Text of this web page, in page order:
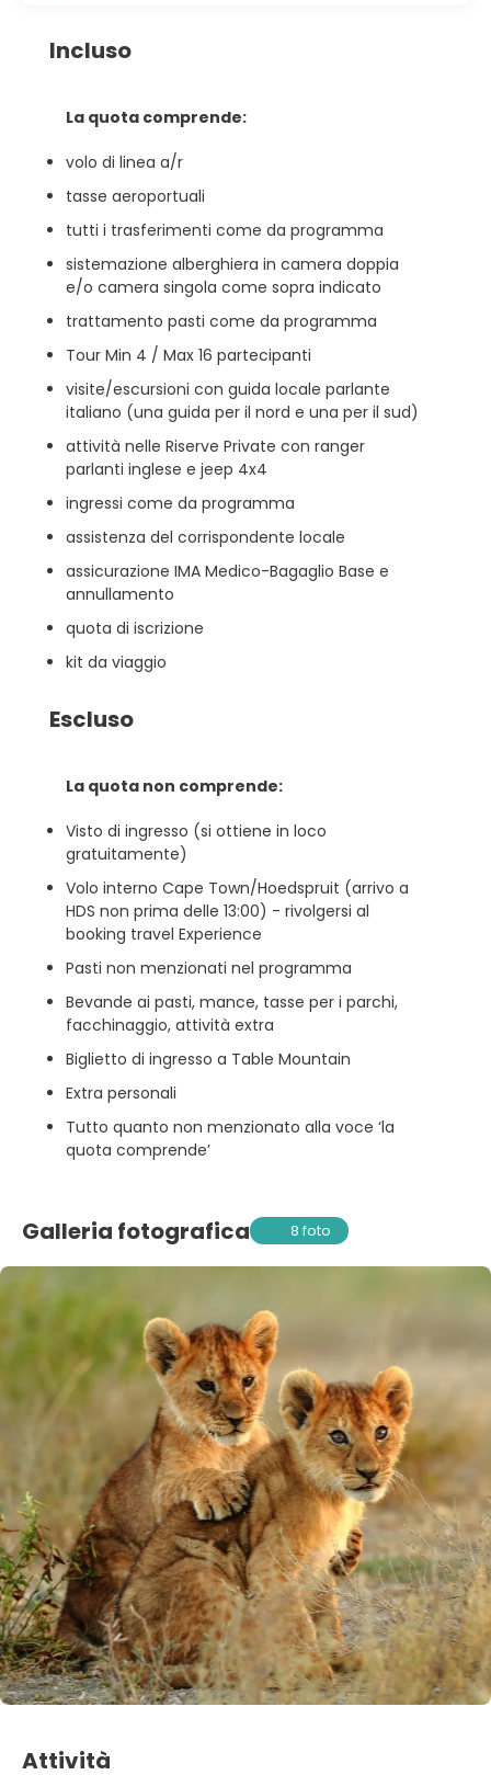
Incluso
La quota comprende:
volo di linea a/r
tasse aeroportuali
tutti i trasferimenti come da programma
sistemazione alberghiera in camera doppia
e/o camera singola come sopra indicato
trattamento pasti come da programma
Tour Min 4 / Max 16 partecipanti
visite/escursioni con guida locale parlante
italiano (una guida per il nord e una per il sud)
attività nelle Riserve Private con ranger
parlanti inglese e jeep 4x4
ingressi come da programma
assistenza del corrispondente locale
assicurazione IMA Medico-Bagaglio Base e
annullamento
quota di iscrizione
kit da viaggio
Escluso
La quota non comprende:
Visto di ingresso (si ottiene in loco
gratuitamente)
Volo interno Cape Town/Hoedspruit (arrivo a
HDS non prima delle 13:00) - rivolgersi al
booking travel Experience
Pasti non menzionati nel programma
Bevande ai pasti, mance, tasse per i parchi,
facchinaggio, attività extra
Biglietto di ingresso a Table Mountain
Extra personali
Tutto quanto non menzionato alla voce ‘la
quota comprende’
Galleria fotografica 8 foto
Attività